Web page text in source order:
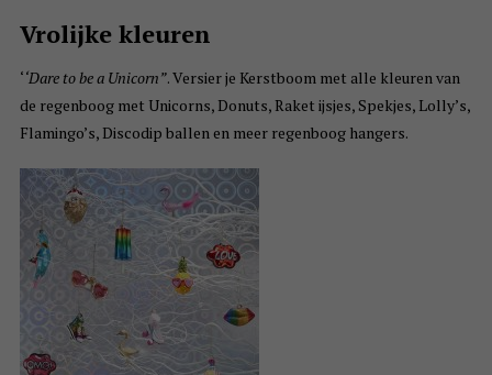
Vrolijke kleuren
‘‘Dare to be a Unicorn”. Versier je Kerstboom met alle kleuren van
de regenboog met Unicorns, Donuts, Raket ijsjes, Spekjes, Lolly’s,
Flamingo’s, Discodip ballen en meer regenboog hangers.